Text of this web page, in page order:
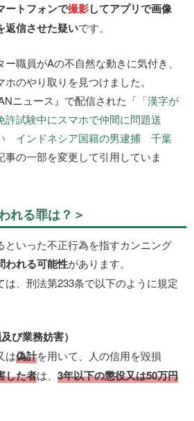
ートフォンで撮影してアプリで画像
返信させた疑いです。
職員がAの不自然な動きに気付き、
のやり取りを見つけました。
ニュース』で配信された「 「漢字が
許試験中にスマホで仲間に問題送
インドネシア国籍の男逮捕 千葉
事の一部を変更して引用していま
れる罪は？＞
といった不正行為を指すカンニング
われる可能性があります。
は、刑法第233条で以下のように規定
び業務妨害）
は偽計を用いて、人の信用を毀損
した者は、3年以下の懲役又は50万円